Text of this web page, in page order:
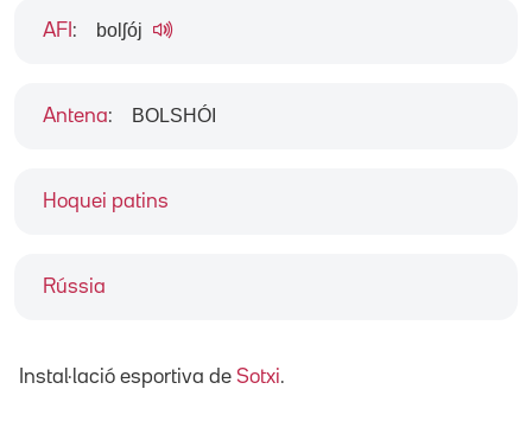
Hoquei patins
Rússia
AFI : bolʃój
Antena: BOLSHÓI
Instal·lació esportiva de Sotxi.